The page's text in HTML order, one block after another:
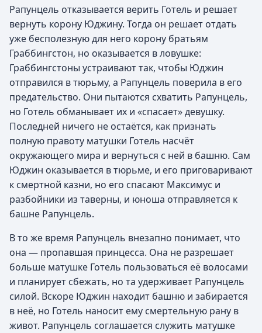
Рапунцель отказывается верить Готель и решает
вернуть корону Юджину. Тогда он решает отдать
уже бесполезную для него корону братьям
Граббингстон, но оказывается в ловушке:
Граббингстоны устраивают так, чтобы Юджин
отправился в тюрьму, а Рапунцель поверила в его
предательство. Они пытаются схватить Рапунцель,
но Готель обманывает их и «спасает» девушку.
Последней ничего не остаётся, как признать
полную правоту матушки Готель насчёт
окружающего мира и вернуться с ней в башню. Сам
Юджин оказывается в тюрьме, и его приговаривают
к смертной казни, но его спасают Максимус и
разбойники из таверны, и юноша отправляется к
башне Рапунцель.
В то же время Рапунцель внезапно понимает, что
она — пропавшая принцесса. Она не разрешает
больше матушке Готель пользоваться её волосами
и планирует сбежать, но та удерживает Рапунцель
силой. Вскоре Юджин находит башню и забирается
в неё, но Готель наносит ему смертельную рану в
живот. Рапунцель соглашается служить матушке